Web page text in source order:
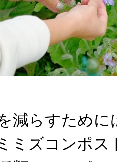
減らすために
ミズコンポ